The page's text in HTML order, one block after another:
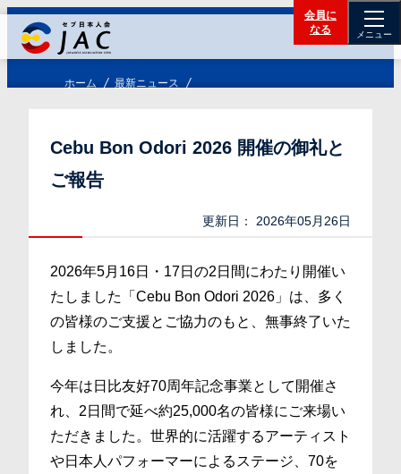
メニュー
会員に
なる
ホーム 最新ニュース
Cebu Bon Odori 2026 開催の御礼と
ご報告
更新日： 2026年05月26日
2026年5月16日・17日の2日間にわたり開催い
たしました「Cebu Bon Odori 2026」は、多く
の皆様のご支援とご協力のもと、無事終了いた
しました。
今年は日比友好70周年記念事業として開催さ
れ、2日間で延べ約25,000名の皆様にご来場い
ただきました。世界的に活躍するアーティスト
や日本人パフォーマーによるステージ、70を